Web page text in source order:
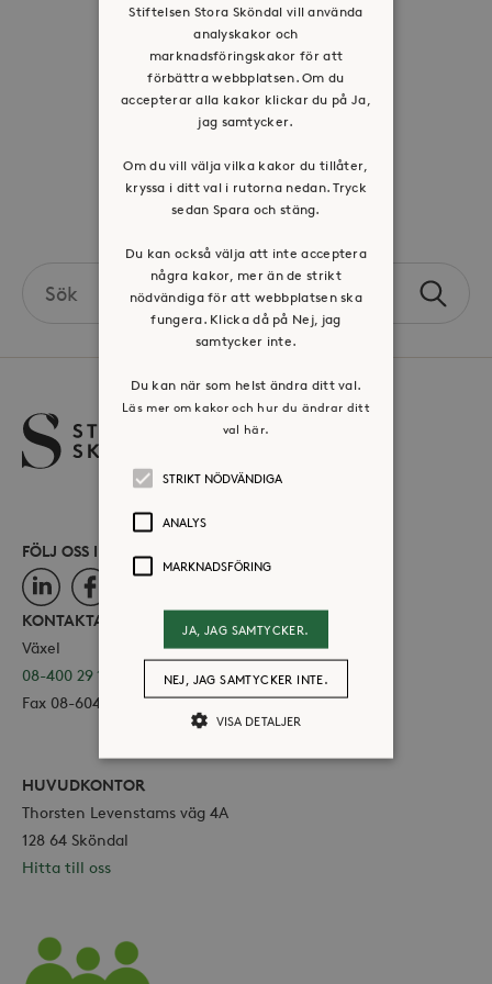
Tillgänglighetsredogörelse
Visselblåsartjänst
Jobba hos oss
Press & mediakontakt
Volontär hos Stora Sköndal
the
Sök
FÖLJ OSS I SOCIALA MEDIER
LinkedInFacebook
KONTAKTA OSS
Växel
08-400 29 100
Fax 08-604 11 16
HUVUDKONTOR
Thorsten Levenstams väg 4A
128 64 Sköndal
Hitta till oss
Stiftelsen Stora Sköndal vill använda
analyskakor och
marknadsföringskakor för att
förbättra webbplatsen. Om du
accepterar alla kakor klickar du på Ja,
jag samtycker.
Om du vill välja vilka kakor du tillåter,
kryssa i ditt val i rutorna nedan. Tryck
sedan Spara och stäng.
Du kan också välja att inte acceptera
några kakor, mer än de strikt
nödvändiga för att webbplatsen ska
fungera. Klicka då på Nej, jag
samtycker inte.
Du kan när som helst ändra ditt val.
Läs mer om kakor och hur du ändrar ditt
val här.
STRIKT NÖDVÄNDIGA
ANALYS
MARKNADSFÖRING
JA, JAG SAMTYCKER.
NEJ, JAG SAMTYCKER INTE.
VISA DETALJER
användas ordentligt utan strikt
nödvändiga cookies.